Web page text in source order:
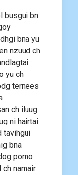
busgui bn
bna yu
nzuud ch
yu ch
ternees
ch iluug
ni hairtai
tavihgui
bna
porno
ch namair